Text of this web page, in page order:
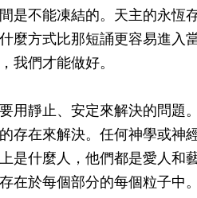
是不能凍結的。天主的永恆
麼方式比那短誦更容易進入
我們才能做好。
用靜止、安定來解決的問題
存在來解決。任何神學或神
是什麼人，他們都是愛人和
在於每個部分的每個粒子中。